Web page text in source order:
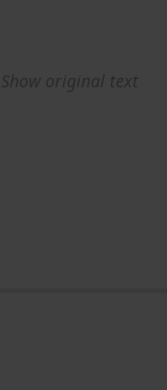
Show original text